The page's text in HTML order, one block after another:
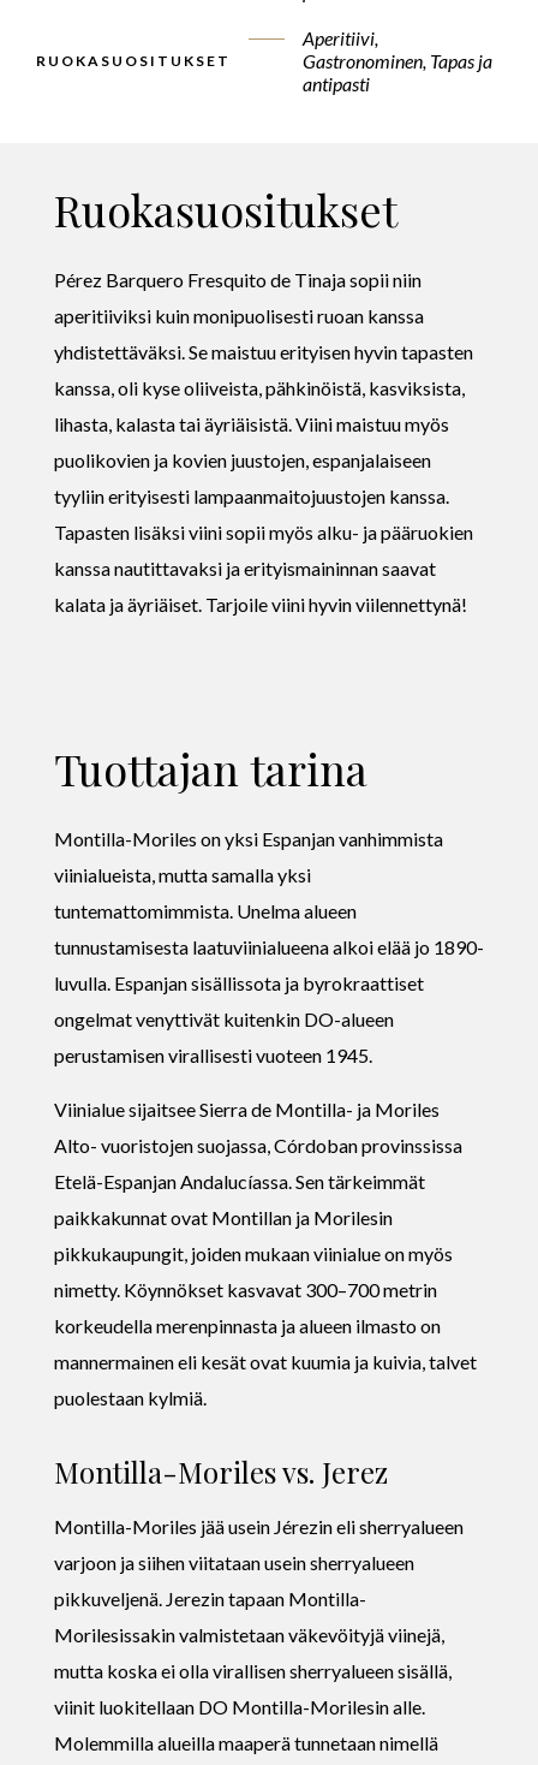
RUOKASUOSITUKSET
Aperitiivi,
Gastronominen, Tapas ja
antipasti
Ruokasuositukset
Pérez Barquero Fresquito de Tinaja sopii niin
aperitiiviksi kuin monipuolisesti ruoan kanssa
yhdistettäväksi. Se maistuu erityisen hyvin tapasten
kanssa, oli kyse oliiveista, pähkinöistä, kasviksista,
lihasta, kalasta tai äyriäisistä. Viini maistuu myös
puolikovien ja kovien juustojen, espanjalaiseen
tyyliin erityisesti lampaanmaitojuustojen kanssa.
Tapasten lisäksi viini sopii myös alku- ja pääruokien
kanssa nautittavaksi ja erityismaininnan saavat
kalata ja äyriäiset. Tarjoile viini hyvin viilennettynä!
Tuottajan tarina
Montilla-Moriles on yksi Espanjan vanhimmista
viinialueista, mutta samalla yksi
tuntemattomimmista. Unelma alueen
tunnustamisesta laatuviinialueena alkoi elää jo 1890-
luvulla. Espanjan sisällissota ja byrokraattiset
ongelmat venyttivät kuitenkin DO-alueen
perustamisen virallisesti vuoteen 1945.
Viinialue sijaitsee Sierra de Montilla- ja Moriles
Alto- vuoristojen suojassa, Córdoban provinssissa
Etelä-Espanjan Andalucíassa. Sen tärkeimmät
paikkakunnat ovat Montillan ja Morilesin
pikkukaupungit, joiden mukaan viinialue on myös
nimetty. Köynnökset kasvavat 300–700 metrin
korkeudella merenpinnasta ja alueen ilmasto on
mannermainen eli kesät ovat kuumia ja kuivia, talvet
puolestaan kylmiä.
Montilla-Moriles vs. Jerez
Montilla-Moriles jää usein Jérezin eli sherryalueen
varjoon ja siihen viitataan usein sherryalueen
pikkuveljenä. Jerezin tapaan Montilla-
Morilesissakin valmistetaan väkevöityjä viinejä,
mutta koska ei olla virallisen sherryalueen sisällä,
viinit luokitellaan DO Montilla-Morilesin alle.
Molemmilla alueilla maaperä tunnetaan nimellä